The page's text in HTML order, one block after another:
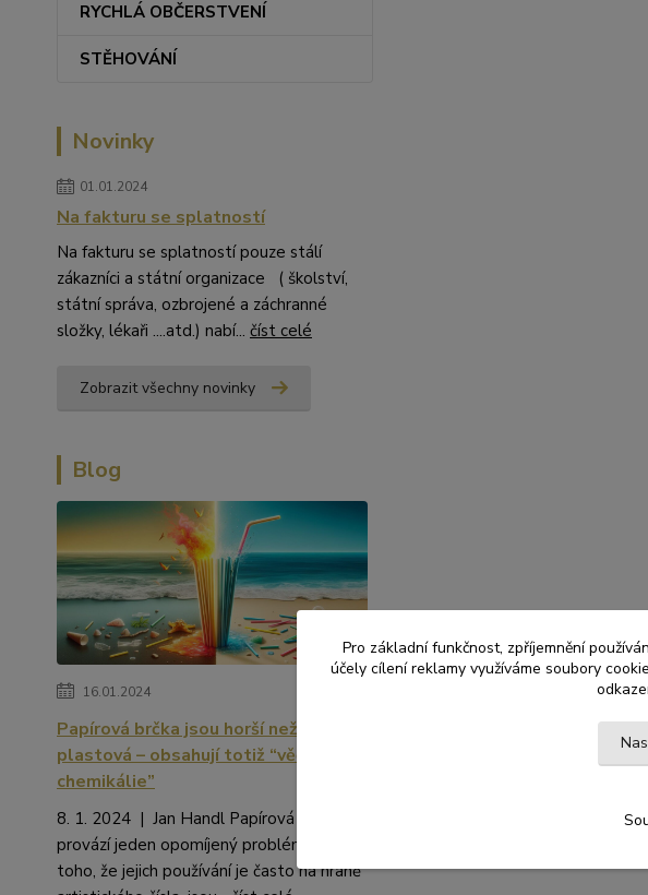
RYCHLÁ OBČERSTVENÍ
STĚHOVÁNÍ
Novinky
01.01.2024
Na fakturu se splatností
Na fakturu se splatností pouze stálí
zákazníci a státní organizace ( školství,
státní správa, ozbrojené a záchranné
složky, lékaři ....atd.) nabí... číst celé
Zobrazit všechny novinky
Blog
16.01.2024
Papírová brčka jsou horší než
plastová – obsahují totiž “věčné
chemikálie”
8. 1. 2024 | Jan Handl Papírová brčka
provází jeden opomíjený problém. Kromě
toho, že jejich používání je často na hraně
Pro základní funkčnost, zpříjemnění
účely cílení reklamy využíváme soubory